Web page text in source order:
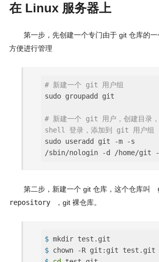
在 Linux 服务器上
第一步，先创建一个专门由于 git 仓库的
方便进行管理
# 新建一个 git 用户组
sudo groupadd git
# 新建一个 git 用户，创建目录，
shell 登录，添加到 git 用户组
sudo useradd git -m -s
第二步，新建一个 git 仓库，这个仓库叫
repository
，git 裸仓库。
$mkdir test.git
$chown -R git:git test.git